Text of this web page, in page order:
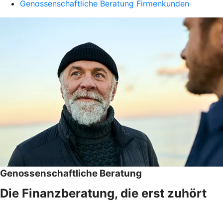
Genossenschaftliche Beratung Firmenkunden
Genossenschaftliche Beratung
Die Finanzberatung, die erst zuhört